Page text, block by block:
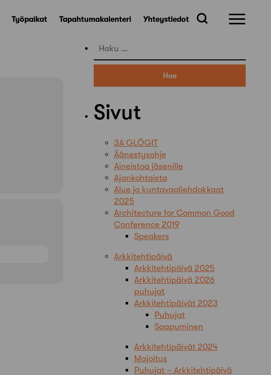
Työpaikat Tapahtumakalenteri Yhteystiedot
Haku:
Sivut
3A GLÖGIT
Äänestysohje
Aineistoa jäsenille
Ajankohtaista
Alue ja kuntavaaliehdokkaat
2025
Architecture for Common Good
Conference 2019
Speakers
Arkkitehtipäivä
Arkkitehtipäivä 2025
Arkkitehtipäivä 2026
puhujat
Arkkitehtipäivät 2023
Puhujat
Saapuminen
Arkkitehtipäivät 2024
Majoitus
Puhujat – Arkkitehtipäivä